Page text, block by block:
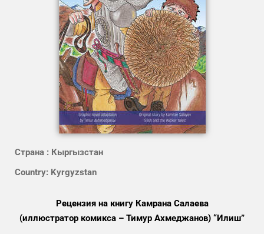
Страна : Кыргызстан
Country: Kyrgyzstan
Рецензия на книгу Камрана Салаева
(иллюстратор комикса – Тимур Ахмеджанов) “Илиш”